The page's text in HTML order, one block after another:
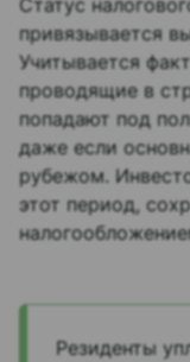
Статус
привязывается
Учитывается
проводящие в
попадают под
даже если
рубежом.
этот период,
Резиденты